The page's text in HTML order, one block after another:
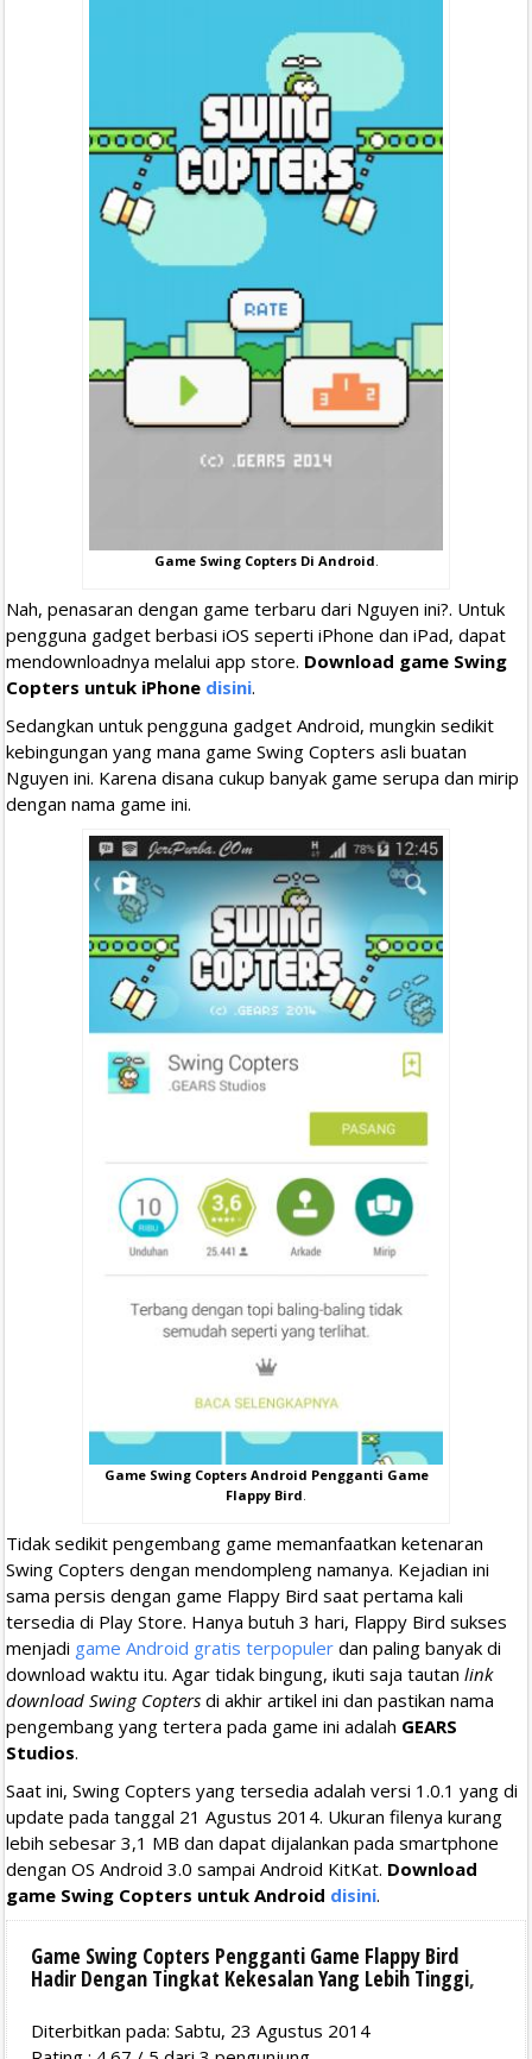
Game Swing Copters Di Android.
Nah, penasaran dengan game terbaru dari Nguyen ini?. Untuk
pengguna gadget berbasi iOS seperti iPhone dan iPad, dapat
mendownloadnya melalui app store. Download game Swing
Copters untuk iPhone disini.
Sedangkan untuk pengguna gadget Android, mungkin sedikit
kebingungan yang mana game Swing Copters asli buatan
Nguyen ini. Karena disana cukup banyak game serupa dan mirip
dengan nama game ini.
Game Swing Copters Android Pengganti Game
Flappy Bird
Tidak sedikit pengembang game memanfaatkan ketenaran
Swing Copters dengan mendompleng namanya. Kejadian ini
sama persis dengan game Flappy Bird saat pertama kali
tersedia di Play Store. Hanya butuh 3 hari, Flappy Bird sukses
menjadi game Android gratis terpopuler dan paling banyak di
download waktu itu. Agar tidak bingung, ikuti saja tautan link
download Swing Copters di akhir artikel ini dan pastikan nama
pengembang yang tertera pada game ini adalah GEARS
Studios.
Saat ini, Swing Copters yang tersedia adalah versi 1.0.1 yang di
update pada tanggal 21 Agustus 2014. Ukuran filenya kurang
lebih sebesar 3,1 MB dan dapat dijalankan pada smartphone
dengan OS Android 3.0 sampai Android KitKat. Download
game Swing Copters untuk Android disini.
Game Swing Copters Pengganti Game Flappy Bird
Hadir Dengan Tingkat Kekesalan Yang Lebih Tinggi,
Diterbitkan pada: Sabtu, 23 Agustus 2014